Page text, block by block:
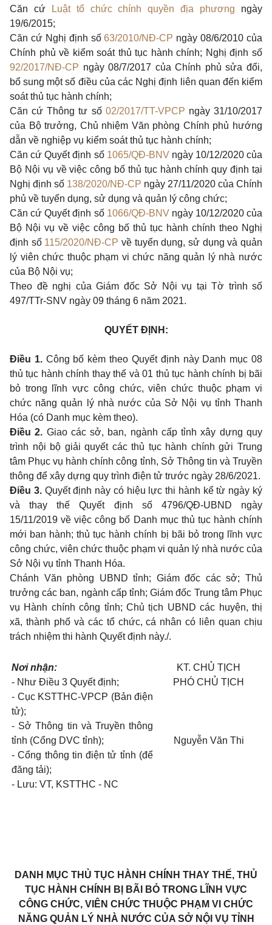
Căn cứ Luật tổ chức chính quyền địa phương ngày
19/6/2015;
Căn cứ Nghị định số63/2010/NĐ-CP ngày 08/6/2010 của
Chính phủ về kiểm soát thủ tục hành chính; Nghị định số
92/2017/NĐ-CP ngày 08/7/2017 của Chính phủ sửa đổi,
bổ sung một số điều của các Nghị định liên quan đến kiểm
soát thủ tục hành chính;
Căn cứ Thông tư số 02/2017/TT-VPCP ngày 31/10/2017
của Bộ trưởng, Chủ nhiệm Văn phòng Chính phủ hướng
dẫn về nghiệp vụ kiểm soát thủ tục hành chính;
Căn cứ Quyết định số 1065/QĐ-BNVngày 10/12/2020 của
Bộ Nội vụ về việc công bố thủ tục hành chính quy định tại
Nghị định số 138/2020/NĐ-CP ngày 27/11/2020 của Chính
phủ về tuyển dụng, sử dụng và quản lý công chức;
Căn cứ Quyết định số 1066/QĐ-BNVngày 10/12/2020 của
Bộ Nội vụ về việc công bố thủ tục hành chính theo Nghị
định số 115/2020/NĐ-CP về tuyển dụng, sử dụng và quản
lý viên chức thuộc phạm vi chức năng quản lý nhà nước
của Bộ Nội vụ;
Theo đề nghị của Giám đốc Sở Nội vụ tại Tờ trình số
497/TTr-SNV ngày 09 tháng 6 năm 2021.
QUYẾT ĐỊNH:
Điều 1. Công bố kèm theo Quyết định này Danh mục 08
thủ tục hành chính thay thế và 01 thủ tục hành chính bị bãi
bỏ trong lĩnh vực công chức, viên chức thuộc phạm vi
chức năng quản lý nhà nước của Sở Nội vụ tỉnh Thanh
Hóa (có Danh mục kèm theo).
Điều 2. Giao các sở, ban, ngành cấp tỉnh xây dựng quy
trình nội bộ giải quyết các thủ tục hành chính gửi Trung
tâm Phục vụ hành chính công tỉnh, Sở Thông tin và Truyền
thông để xây dựng quy trình điện tử trước ngày 28/6/2021.
Điều 3. Quyết định này có hiệu lực thi hành kể từ ngày ký
và thay thế Quyết định số 4796/QĐ-UBND ngày
15/11/2019 về việc công bố Danh mục thủ tục hành chính
mới ban hành; thủ tục hành chính bị bãi bỏ trong lĩnh vực
công chức, viên chức thuộc phạm vi quản lý nhà nước của
Sở Nội vụ tỉnh Thanh Hóa.
Chánh Văn phòng UBND tỉnh; Giám đốc các sở; Thủ
trưởng các ban, ngành cấp tỉnh; Giám đốc Trung tâm Phục
vụ Hành chính công tỉnh; Chủ tịch UBND các huyện, thị
xã, thành phố và các tổ chức, cá nhân có liên quan chịu
trách nhiệm thi hành Quyết định này./.
Nơi nhận:
- Như Điều 3 Quyết định;
- Cục KSTTHC-VPCP (Bản điện
tử);
- Sở Thông tin và Truyền thông
tỉnh (Cổng DVC tỉnh);
-Cổng thông tin điện tử tỉnh (để
đăng tải);
- Lưu: VT, KSTTHC - NC
KT. CHỦ TỊCH
PHÓ CHỦ TỊCH
Nguyễn Văn Thi
DANH MỤC THỦ TỤC HÀNH CHÍNH THAY THẾ, THỦ
TỤC HÀNH CHÍNH BỊ BÃI BỎ TRONG LĨNH VỰC
CÔNG CHỨC, VIÊN CHỨC THUỘC PHẠM VI CHỨC
NĂNG QUẢN LÝ NHÀ NƯỚC CỦA SỞ NỘI VỤ TỈNH